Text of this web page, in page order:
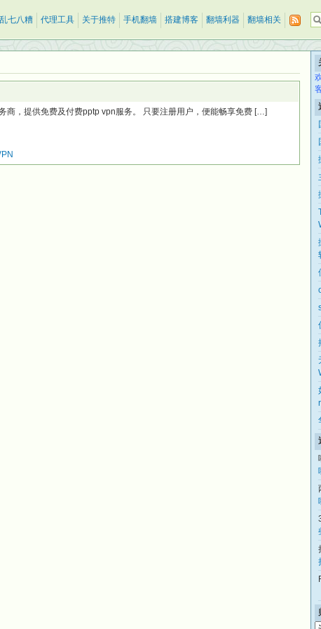
乱七八糟 代理工具 关于推特 手机翻墙 搭建博客 翻墙利器 翻墙相关
商，提供免费及付费pptp vpn服务。 只要注册用户，便能畅享免费 […]